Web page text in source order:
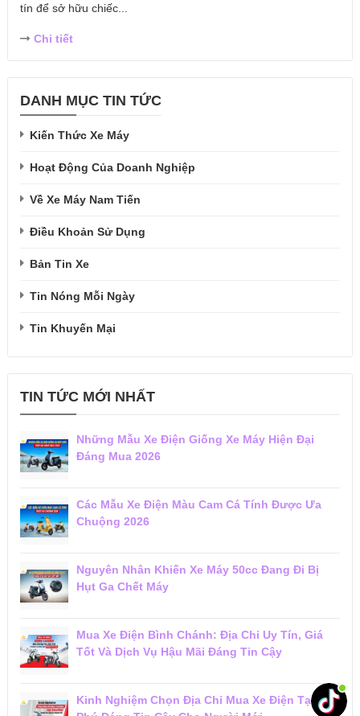
tín để sở hữu chiếc...
Chi tiết
DANH MỤC TIN TỨC
Kiến Thức Xe Máy
Hoạt Động Của Doanh Nghiệp
Về Xe Máy Nam Tiến
Điều Khoản Sử Dụng
Bản Tin Xe
Tin Nóng Mỗi Ngày
Tin Khuyến Mại
TIN TỨC MỚI NHẤT
Những Mẫu Xe Điện Giống Xe Máy Hiện Đại
Đáng Mua 2026
Các Mẫu Xe Điện Màu Cam Cá Tính Được Ưa
Chuộng 2026
Nguyên Nhân Khiến Xe Máy 50cc Đang Đi Bị
Hụt Ga Chết Máy
Mua Xe Điện Bình Chánh: Địa Chỉ Uy Tín, Giá
Tốt Và Dịch Vụ Hậu Mãi Đáng Tin Cậy
Kinh Nghiệm Chọn Địa Chỉ Mua Xe Điện Tại Tân